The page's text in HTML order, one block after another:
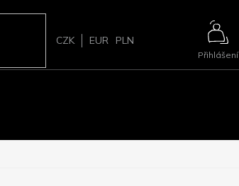
CZK EUR PLN
Přihlášení